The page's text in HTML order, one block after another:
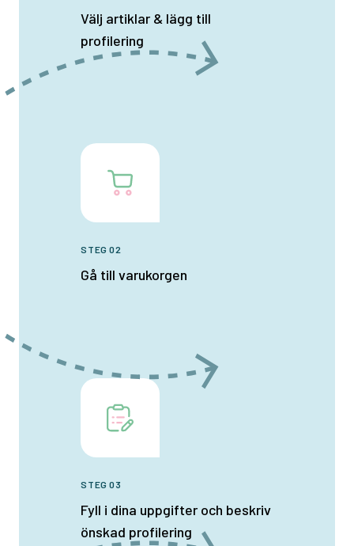
Välj artiklar & lägg till
profilering
STEG 02
Gå till varukorgen
STEG 03
Fyll i dina uppgifter och beskriv
önskad profilering